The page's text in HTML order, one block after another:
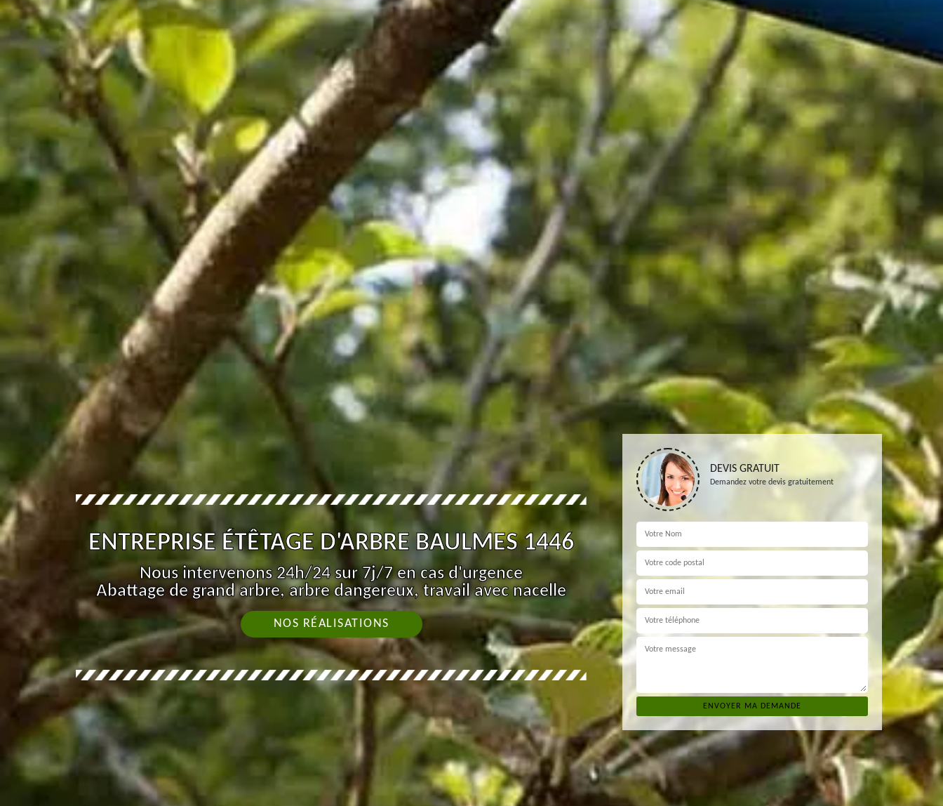
ENTREPRISE ÉTÊTAGE D'ARBRE BAULMES 1446
Nous intervenons 24h/24 sur 7j/7 en cas d'urgence
Abattage de grand arbre, arbre dangereux, travail avec nacelle
NOS RÉALISATIONS
DEVIS GRATUIT
Demandez votre devis gratuitement